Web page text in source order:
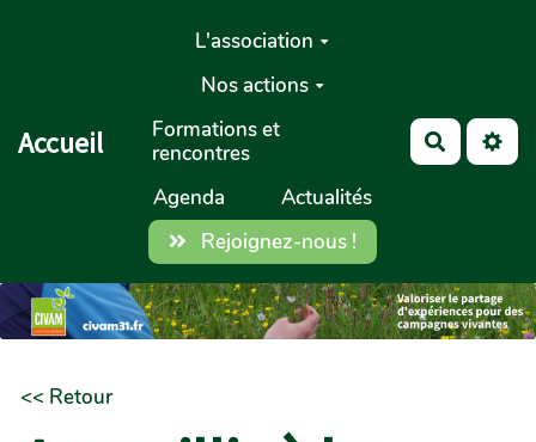
Aller au contenu principal
Accueil
L'association
Nos actions
Formations et
rencontres
Agenda
Actualités
Rejoignez-nous !
<< Retour